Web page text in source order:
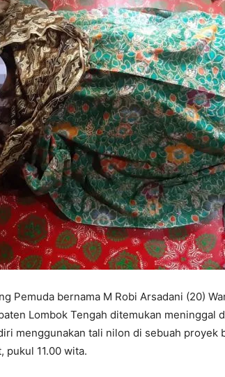
Pemuda bernama M Robi Arsadani (20)
Lombok Tengah ditemukan meninggal
menggunakan tali nilon di sebuah proyek
pukul 11.00 wita.